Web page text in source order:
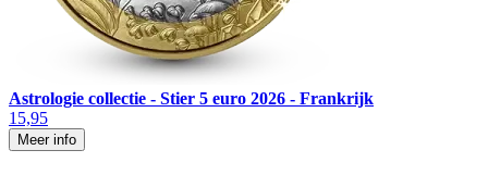
Astrologie collectie - Stier 5 euro 2026 - Frankrijk
15,95
Meer info